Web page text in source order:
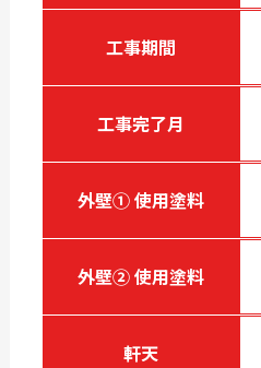
工事期間
工事完了月
外壁① 使用塗料
外壁② 使用塗料
軒天